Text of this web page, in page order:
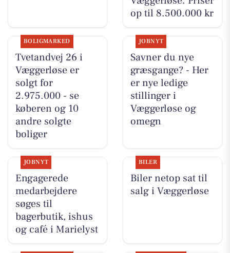
op til 8.500.000 kr
BOLIGMARKED
Tvetandvej 26 i
Væggerløse er
solgt for
2.975.000 - se
køberen og 10
andre solgte
boliger
JOBNYT
Savner du nye
græsgange? - Her
er nye ledige
stillinger i
Væggerløse og
omegn
JOBNYT
Engagerede
medarbejdere
søges til
bagerbutik, ishus
og café i Marielyst
BILER
Biler netop sat til
salg i Væggerløse